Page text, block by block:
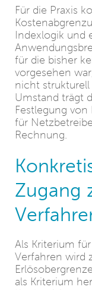
Für die Praxis
Indexlogik und
für die bisher
vorgesehen
nicht
Umstand trägt
Festlegung
für
Rechnung.
Zugang
Als Kriterium
Verfahren wird
als Kriterium